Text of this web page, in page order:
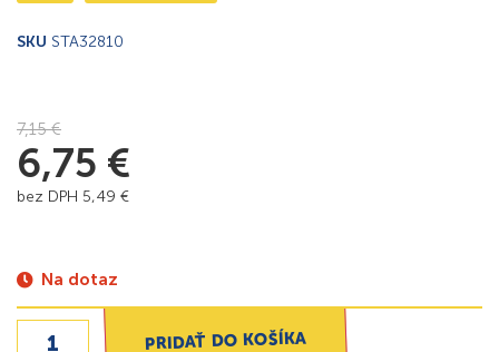
SKU STA32810
7,15€
6,75 €
bez DPH 5,49 €
Na dotaz
PRIDAŤ DO KOŠÍKA